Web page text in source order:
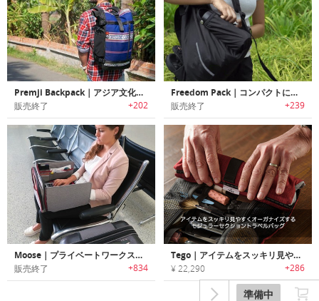
準備中
Premji Backpack｜アジア文化を伝承する生地を使ったエスニックバックパック「プレムジ」
販売終了 +202
Freedom Pack｜コンパクトに収納可能な盗難防止機能付きデイバッグ「フリーダムパック」
販売終了 +239
Moose｜プライベートワークステーションになるノートPCバッグ「ムース」
販売終了 +834
Tego｜アイテムをスッキリ見やすくオーガナイズするモジュラーセクショントラベルバッグ「テゴ」
¥ 22,290 +286